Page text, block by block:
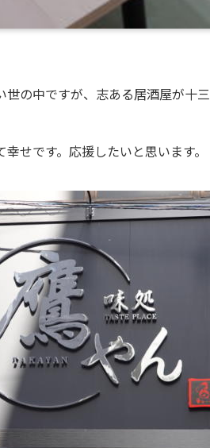
の中ですが、志ある居酒屋が十三
せです。応援したいと思います。